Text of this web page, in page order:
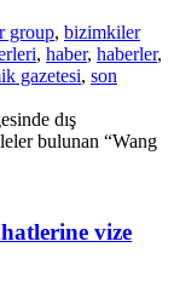
group, bizimkiler
, haber, haberler,
gazetesi, son
dış
bulunan “Wang
vize